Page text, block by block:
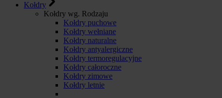
Kołdry
Kołdry wg. Rodzaju
Kołdry puchowe
Kołdry wełniane
Kołdry naturalne
Kołdry antyalergiczne
Kołdry termoregulacyjne
Kołdry całoroczne
Kołdry zimowe
Kołdry letnie